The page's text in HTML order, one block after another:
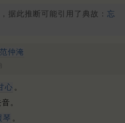
据此推断可能引用了典故： 忘
范仲淹
心 。
。
琴 。